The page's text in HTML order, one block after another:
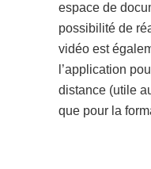
espace de
possibilité de
vidéo est
l’application
distance (utile
que pour la